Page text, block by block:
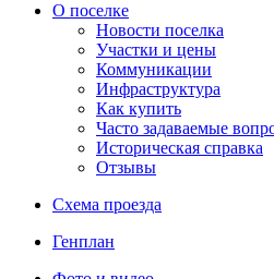
О поселке
Новости поселка
Участки и цены
Коммуникации
Инфраструктура
Как купить
Часто задаваемые
Историческая справка
Отзывы
Схема проезда
Генплан